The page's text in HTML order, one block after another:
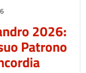
2026:
Patrono